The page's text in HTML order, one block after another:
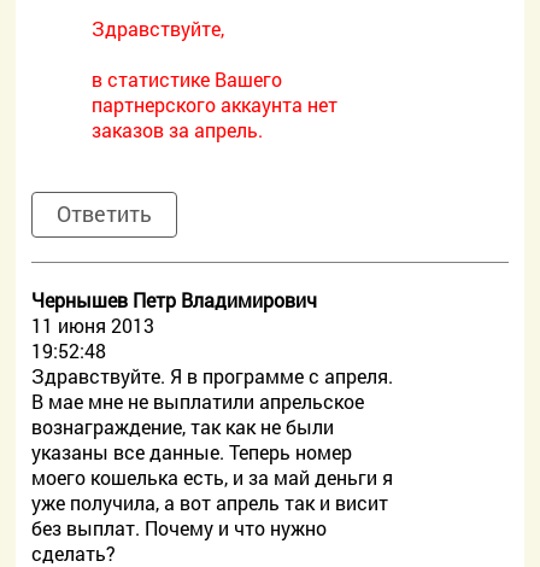
Здравствуйте,
в статистике Вашего
партнерского аккаунта нет
заказов за апрель.
Ответить
Чернышев Петр Владимирович
11 июня 2013
19:52:48
Здравствуйте. Я в программе с апреля.
В мае мне не выплатили апрельское
вознаграждение, так как не были
указаны все данные. Теперь номер
моего кошелька есть, и за май деньги я
уже получила, а вот апрель так и висит
без выплат. Почему и что нужно
сделать?